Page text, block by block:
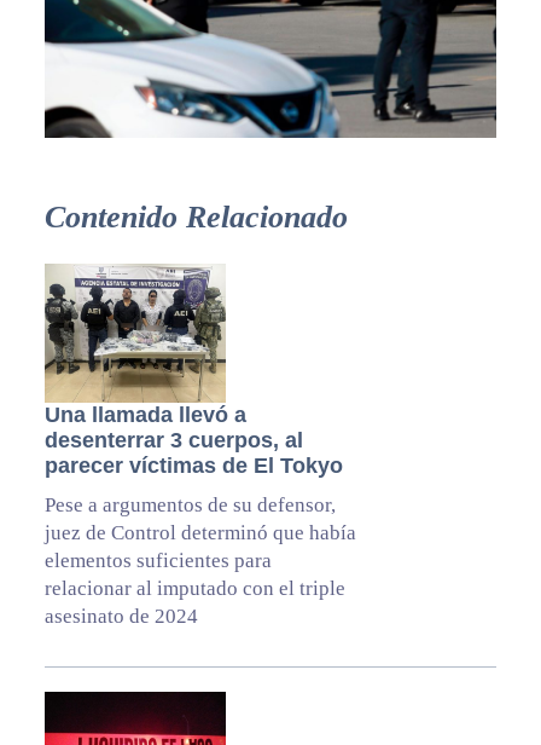
Contenido Relacionado
Una llamada llevó a
desenterrar 3 cuerpos, al
parecer víctimas de El Tokyo
Pese a argumentos de su defensor,
juez de Control determinó que había
elementos suficientes para
relacionar al imputado con el triple
asesinato de 2024